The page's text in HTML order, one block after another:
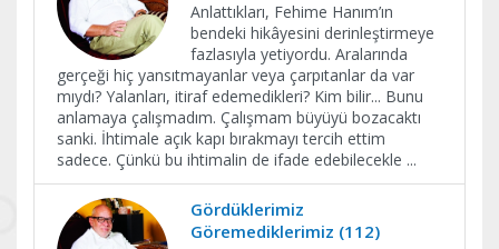
Anlattıkları, Fehime Hanım’ın
bendeki hikâyesini derinleştirmeye
fazlasıyla yetiyordu. Aralarında
gerçeği hiç yansıtmayanlar veya çarpıtanlar da var
mıydı? Yalanları, itiraf edemedikleri? Kim bilir... Bunu
anlamaya çalışmadım. Çalışmam büyüyü bozacaktı
sanki. İhtimale açık kapı bırakmayı tercih ettim
sadece. Çünkü bu ihtimalin de ifade edebilecekle ...
Gördüklerimiz
Göremediklerimiz (112)